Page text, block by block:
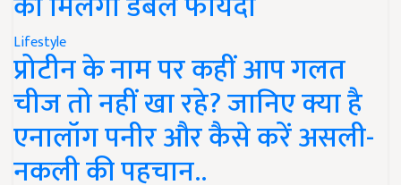
Lifestyle
प्रोटीन के नाम पर कहीं आप गलत
चीज तो नहीं खा रहे? जानिए क्या है
एनालॉग पनीर और कैसे करें असली-
नकली की पहचान..